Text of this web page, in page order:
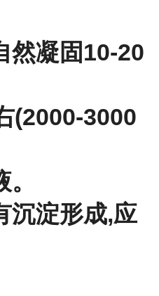
然凝固10-20
(2000-3000
沉淀形成,应